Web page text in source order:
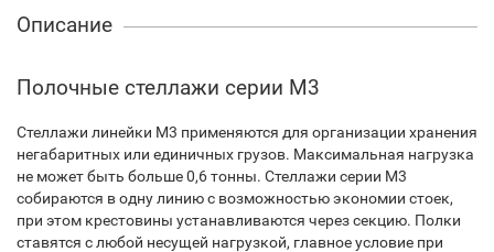
Описание
Полочные стеллажи серии М3
Стеллажи линейки М3 применяются для организации хранения
негабаритных или единичных грузов. Максимальная нагрузка
не может быть больше 0,6 тонны. Стеллажи серии М3
собираются в одну линию с возможностью экономии стоек,
при этом крестовины устанавливаются через секцию. Полки
ставятся с любой несущей нагрузкой, главное условие при